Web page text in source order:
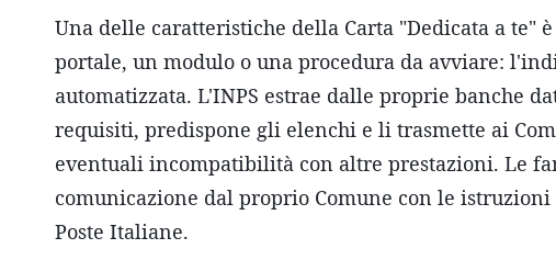
Una delle caratteristiche della Carta "Dedicata a te"
portale, un modulo o una procedura da avviare:
automatizzata. L'INPS estrae dalle proprie banche
requisiti, predispone gli elenchi e li trasmette ai
eventuali incompatibilità con altre prestazioni. Le
comunicazione dal proprio Comune con le
Poste Italiane.